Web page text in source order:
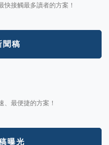
接觸最多讀者的方案！
聞稿
最便捷的方案！
曝光